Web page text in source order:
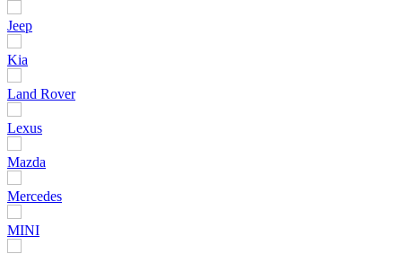
Jeep
Kia
Land Rover
Lexus
Mazda
Mercedes
MINI